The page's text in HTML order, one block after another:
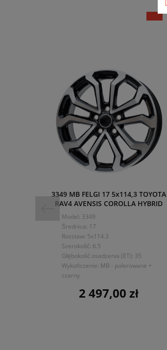
3349 MB FELGI 17 5x114,3 TOYOTA
RAV4 AVENSIS COROLLA HYBRID
Model: 3349
Średnica: 17
Rozstaw: 5x114.3
Szerokość: 6.5
Głębokość osadzenia (ET): 35
Wykończenie: MB - polerowane +
czarny
Cena
2 497,00 zł